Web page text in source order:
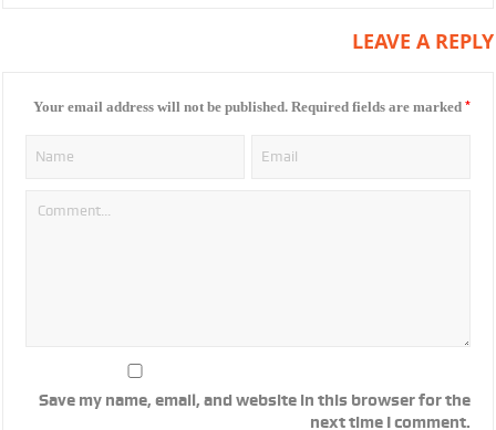
LEAVE A REPLY
Your email address will not be published. Required fields are marked *
Save my name, email, and website in this browser for the
next time I comment.